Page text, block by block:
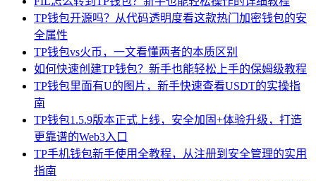
TP钱包开源吗？从代码透明度看这款热门加密钱包的安
全属性
TP钱包vs火币，一文看懂两者的本质区别
如何快速创建TP钱包？新手也能轻松上手的保姆级教程
TP钱包里面有U的图片，新手快速查看USDT的实操指
南
TP钱包1.5.9版本正式上线，安全加固+体验升级，打造
更靠谱的Web3入口
TP手机钱包新手使用全教程，从注册到安全管理的实用
指南